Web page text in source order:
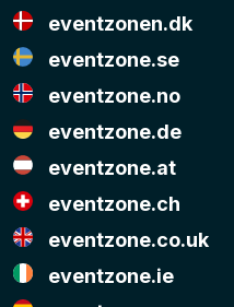
eventzonen.dk
eventzone.se
eventzone.no
eventzone.de
eventzone.at
eventzone.ch
eventzone.co.uk
eventzone.ie